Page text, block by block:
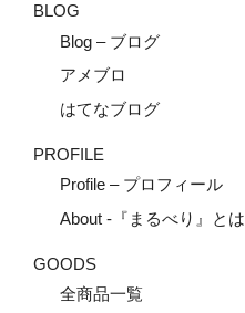
BLOG
Blog – ブログ
アメブロ
はてなブログ
PROFILE
Profile – プロフィール
About -『まるべり』とは
GOODS
全商品一覧